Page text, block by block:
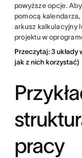
powyższe opcje.
pomocą
arkusz kalkulacyjny
projektu w
Przeczytaj: 3
jak z nich korzystać)
pracy